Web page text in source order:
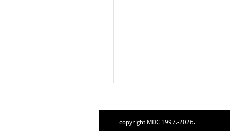
copyright MDC 1997.-2026.